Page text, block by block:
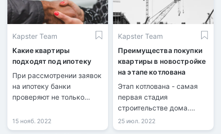
Kapster Team
Какие квартиры
подходят под ипотеку
При рассмотрении заявок
на ипотеку банки
проверяют не только
заёмщика, но и сам
объект недвижимости.
15 нояб. 2022
Kapster Team
Преимущества покупки
квартиры в новостройке
на этапе котлована
Этап котлована - самая
первая стадия
строительстве дома.
Параллельно с
подготовкой фундамента
25 июл. 2022